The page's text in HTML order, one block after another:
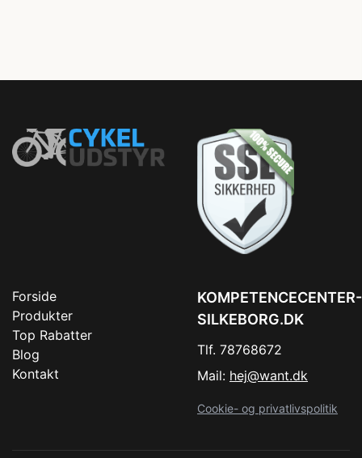
Forside
Produkter
Top Rabatter
Blog
Kontakt
KOMPETENCECENTER-
SILKEBORG.DK
Tlf. 78768672
Mail: hej@want.dk
Cookie- og privatlivspolitik